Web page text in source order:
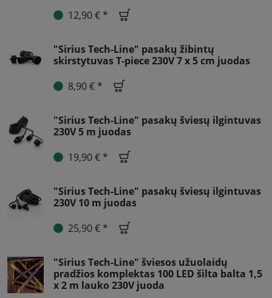
12,90 € *
"Sirius Tech-Line" pasakų žibintų
skirstytuvas T-piece 230V 7 x 5 cm juodas
8,90 € *
"Sirius Tech-Line" pasakų šviesų ilgintuvas
230V 5 m juodas
19,90 € *
"Sirius Tech-Line" pasakų šviesų ilgintuvas
230V 10 m juodas
25,90 € *
"Sirius Tech-Line" šviesos užuolaidų
pradžios komplektas 100 LED šilta balta 1,5
x 2 m lauko 230V juoda